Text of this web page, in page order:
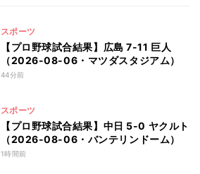
スポーツ
【プロ野球試合結果】広島 7-11 巨人
（2026-08-06・マツダスタジアム）
44分前
スポーツ
【プロ野球試合結果】中日 5-0 ヤクルト
（2026-08-06・バンテリンドーム）
1時間前